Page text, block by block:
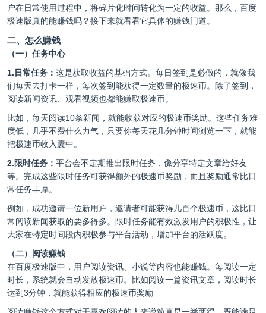
户在日常使用过程中，将碎片化时间转化为一定的收益。那么，百度
极速版真的能赚钱吗？接下来就看看它具体的赚钱门道。
二、怎么赚钱
（一）任务中心
1.日常任务： 这是获取收益的基础方式。每日签到是必做的，就像我
们每天去打卡一样，每次签到能获得一定数量的极速币。除了签到，
阅读新闻资讯、观看视频也都能赚取极速币。
比如，每天阅读10条新闻，就能收获对应的极速币奖励。这些任务难
度低，几乎不费什么力气，只要你每天花几分钟时间浏览一下，就能
把极速币收入囊中。
2.限时任务： 平台会不定期推出限时任务，像分享特定文章给好友
等。完成这些限时任务可获得额外的极速币奖励，而且奖励通常比日
常任务丰厚。
例如，成功邀请一位新用户，邀请者可能获得几百个极速币，这比日
常阅读新闻获取的要多得多。限时任务能有效激发用户的积极性，让
大家在特定时间段内积极参与平台活动，增加平台的活跃度。
（二）阅读赚钱
在百度极速版中，用户阅读资讯、小说等内容也能赚钱。每阅读一定
时长，系统就会自动发放极速币。比如阅读一篇资讯文章，阅读时长
达到3分钟，就能获得相应的极速币奖励